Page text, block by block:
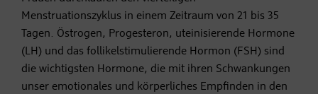
Menstruationszyklus in einem Zeitraum von 21 bis 35
Tagen. Östrogen, Progesteron, uteinisierende Hormone
(LH) und das follikelstimulierende Hormon (FSH) sind
die wichtigsten Hormone, die mit ihren Schwankungen
unser emotionales und körperliches Empfinden in den